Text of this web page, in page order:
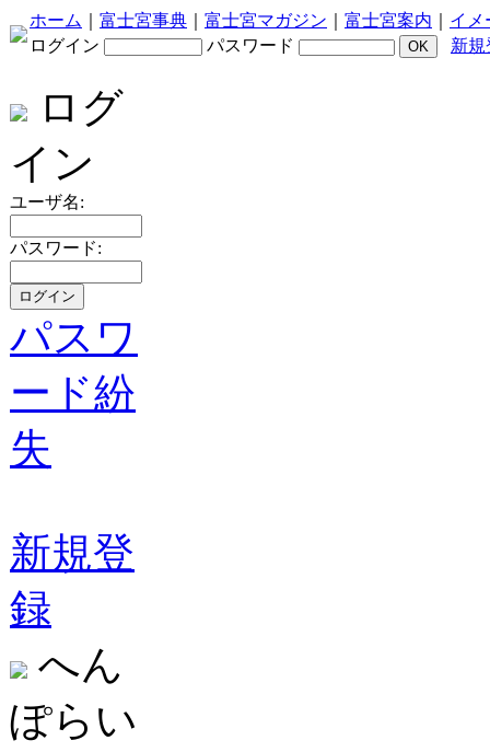
ホーム 富士宮事典 富士宮マガジン 富士宮案内
イメ
ログイン
パスワード 新規
ログ
イン
ユーザ名:
パスワード:
パスワ
ード紛
失
新規登
録
へん
ぽらい